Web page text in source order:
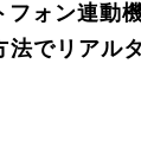
ン連動機
でリアル